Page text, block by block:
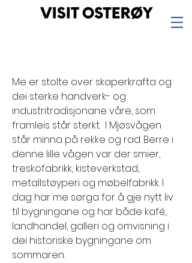
Me er stolte over skaperkrafta og
dei sterke handverk- og
industritradisjonane våre, som
framleis står sterkt. I Mjøsvågen
står minna på rekke og rad. Berre i
denne lille vågen var der smier,
treskofabrikk, kisteverkstad,
metallstøyperi og møbelfabrikk. I
dag har me sørga for å gje nytt liv
til bygningane og har både kafé,
landhandel, galleri og omvisning i
dei historiske bygningane om
sommaren.